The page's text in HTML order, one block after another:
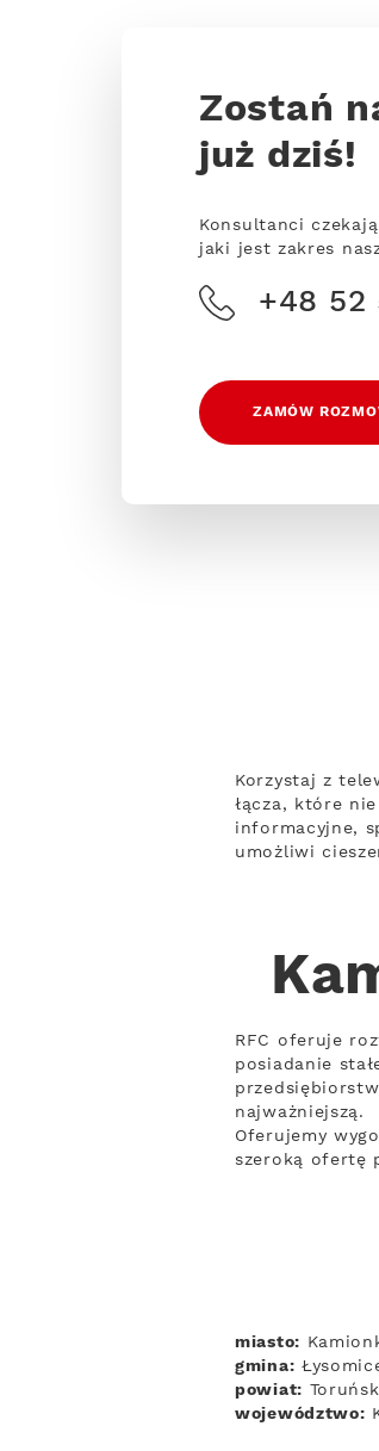
Zostań
już dziś!
Konsultanci
jaki jest zakres
+48 52
ZAMÓW
Korzystaj z
łącza, które
informacyjne,
umożliwi
RFC oferuje
posiadanie
najważniejszą.
Oferujemy
szeroką ofertę
miasto:
gmina:
powiat:
województwo: